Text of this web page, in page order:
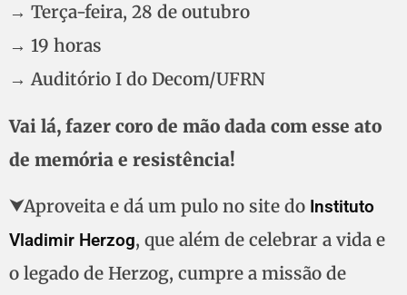
→ Terça-feira, 28 de outubro
→ 19 horas
→ Auditório I do Decom/UFRN
Vai lá, fazer coro de mão dada com esse ato
de memória e resistência!
⮟Aproveita e dá um pulo no site do Instituto
Vladimir Herzog, que além de celebrar a vida e
o legado de Herzog, cumpre a missão de